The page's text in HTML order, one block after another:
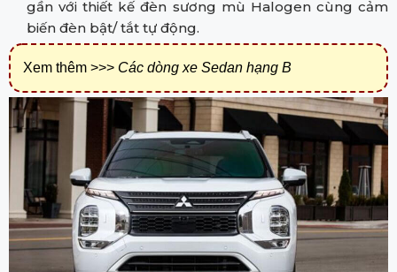
gần với thiết kế đèn sương mù Halogen cùng cảm
biến đèn bật/ tắt tự động.
Xem thêm >>> Các dòng xe Sedan hạng B